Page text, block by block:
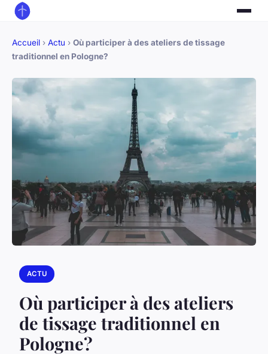
Accueil › Actu › Où participer à des ateliers de tissage
traditionnel en Pologne?
ACTU
Où participer à des ateliers
de tissage traditionnel en
Pologne?